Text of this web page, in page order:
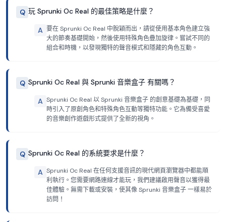
Q 玩 Sprunki Oc Real 的最佳策略是什麼？
A 要在 Sprunki Oc Real 中脫穎而出，請從使用基本角色建立強
大的節奏基礎開始，然後使用特殊角色疊加旋律。嘗試不同的
組合和時機，以發現獨特的聲音模式和隱藏的角色互動。
Q Sprunki Oc Real 與 Sprunki 音樂盒子 有關嗎？
A Sprunki Oc Real 以 Sprunki 音樂盒子 的創意基礎為基礎，同
時引入了原創角色和特殊角色互動等獨特功能。它為備受喜愛
的音樂創作遊戲形式提供了全新的視角。
Q Sprunki Oc Real 的系統要求是什麼？
A Sprunki Oc Real 在任何支援音訊的現代網頁瀏覽器中都能順
利執行。您需要網路連線才能玩，我們建議啟用聲音以獲得最
佳體驗。無需下載或安裝，使其像 Sprunki 音樂盒子 一樣易於
訪問！